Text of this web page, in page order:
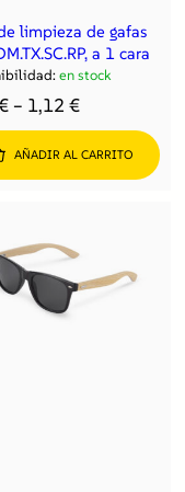
limpieza de gafas
a 1 cara
en stock
– 1,12 €
AÑADIR AL CARRITO